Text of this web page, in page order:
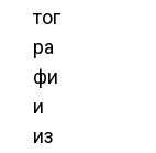
тог
ра
фи
и
из